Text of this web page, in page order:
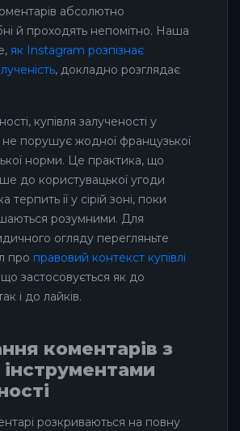
абсолютно
й проходять непомітно. Наша
як Instagram розпізнає
, докладно розглядає
купівля залученості у
порушує жодної французької
норми. Це практика, що
до користувацької угоди
терпить її у сірій зоні, поки
розумними. Для
огляду перегляньте
про правовий контекст купівлі
що застосовується як до
і до лайків.
коментарів з
розкриваються на повну